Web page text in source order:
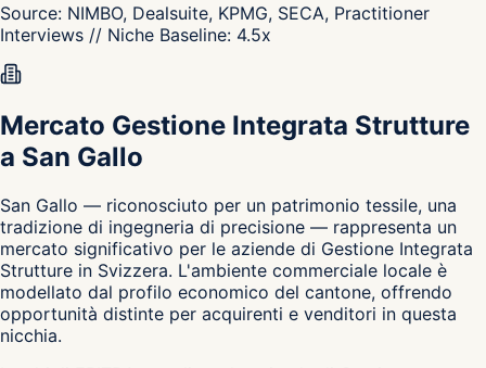
Source: NIMBO, Dealsuite, KPMG, SECA, Practitioner
Interviews // Niche Baseline: 4.5x
Mercato Gestione Integrata Strutture
a San Gallo
San Gallo — riconosciuto per un patrimonio tessile, una
tradizione di ingegneria di precisione — rappresenta un
mercato significativo per le aziende di Gestione Integrata
Strutture in Svizzera. L'ambiente commerciale locale è
modellato dal profilo economico del cantone, offrendo
opportunità distinte per acquirenti e venditori in questa
nicchia.